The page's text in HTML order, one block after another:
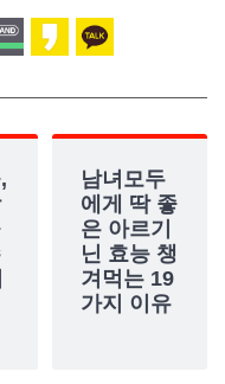
남녀모두
에게 딱 좋
은 아르기
닌 효능 챙
겨먹는 19
가지 이유